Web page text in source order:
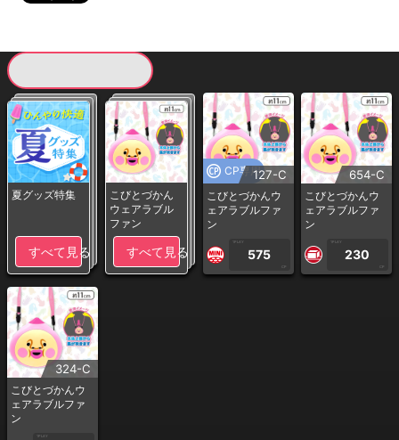
夏グッズ特集
すべて見る
こびとづかん
ウェアラブル
ファン
すべて見る
CP専用127-C
こびとづかんウ
ェアラブルファ
ン
1PLAY
575
CP
654-C
こびとづかんウ
ェアラブルファ
ン
1PLAY
230
CP
324-C
こびとづかんウ
ェアラブルファ
ン
1PLAY